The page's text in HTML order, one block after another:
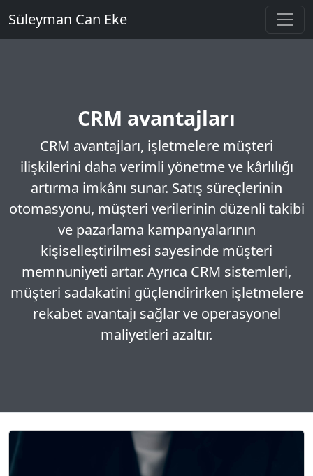
Süleyman Can Eke
CRM avantajları
CRM avantajları, işletmelere müşteri
ilişkilerini daha verimli yönetme ve kârlılığı
artırma imkânı sunar. Satış süreçlerinin
otomasyonu, müşteri verilerinin düzenli takibi
ve pazarlama kampanyalarının
kişiselleştirilmesi sayesinde müşteri
memnuniyeti artar. Ayrıca CRM sistemleri,
müşteri sadakatini güçlendirirken işletmelere
rekabet avantajı sağlar ve operasyonel
maliyetleri azaltır.